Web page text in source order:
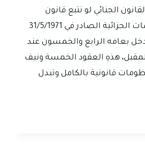
الجنائي لو نتبع قانون
أصول المحاكمات الجزائية الصادر في 31/5/1971
بعامه الرابع والخمسون عند
هذهِ العقود الخمسة ونيف
قانونية بالكامل وتبدل